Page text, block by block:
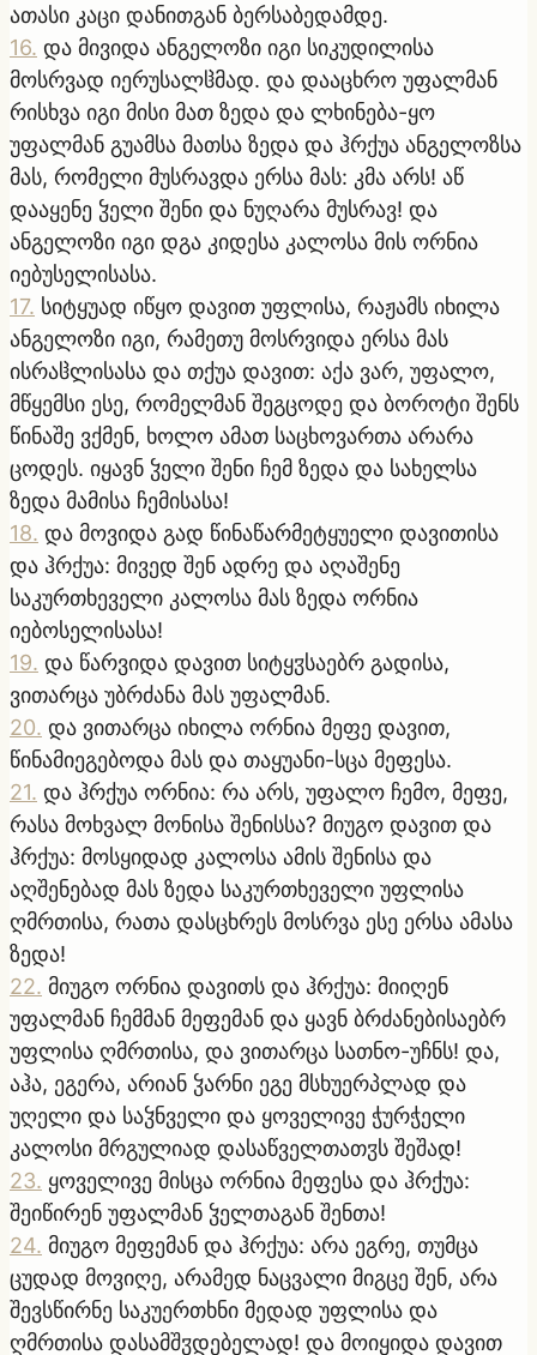
ათასი კაცი დანითგან ბერსაბედამდე.
16. და მივიდა ანგელოზი იგი სიკუდილისა
მოსრვად იერუსალჱმად. და დააცხრო უფალმან
რისხვა იგი მისი მათ ზედა და ლხინება-ყო
უფალმან გუამსა მათსა ზედა და ჰრქუა ანგელოზსა
მას, რომელი მუსრავდა ერსა მას: კმა არს! აწ
დააყენე ჴელი შენი და ნუღარა მუსრავ! და
ანგელოზი იგი დგა კიდესა კალოსა მის ორნია
იებუსელისასა.
17. სიტყუად იწყო დავით უფლისა, რაჟამს იხილა
ანგელოზი იგი, რამეთუ მოსრვიდა ერსა მას
ისრაჱლისასა და თქუა დავით: აქა ვარ, უფალო,
მწყემსი ესე, რომელმან შეგცოდე და ბოროტი შენს
წინაშე ვქმენ, ხოლო ამათ საცხოვართა არარა
ცოდეს. იყავნ ჴელი შენი ჩემ ზედა და სახელსა
ზედა მამისა ჩემისასა!
18. და მოვიდა გად წინაწარმეტყუელი დავითისა
და ჰრქუა: მივედ შენ ადრე და აღაშენე
საკურთხეველი კალოსა მას ზედა ორნია
იებოსელისასა!
19. და წარვიდა დავით სიტყჳსაებრ გადისა,
ვითარცა უბრძანა მას უფალმან.
20. და ვითარცა იხილა ორნია მეფე დავით,
წინამიეგებოდა მას და თაყუანი-სცა მეფესა.
21. და ჰრქუა ორნია: რა არს, უფალო ჩემო, მეფე,
რასა მოხვალ მონისა შენისსა? მიუგო დავით და
ჰრქუა: მოსყიდად კალოსა ამის შენისა და
აღშენებად მას ზედა საკურთხეველი უფლისა
ღმრთისა, რათა დასცხრეს მოსრვა ესე ერსა ამასა
ზედა!
22. მიუგო ორნია დავითს და ჰრქუა: მიიღენ
უფალმან ჩემმან მეფემან და ყავნ ბრძანებისაებრ
უფლისა ღმრთისა, და ვითარცა სათნო-უჩნს! და,
აჰა, ეგერა, არიან ჴარნი ეგე მსხუერპლად და
უღელი და საჴნველი და ყოველივე ჭურჭელი
კალოსი მრგულიად დასაწველთათჳს შეშად!
23. ყოველივე მისცა ორნია მეფესა და ჰრქუა:
შეიწირენ უფალმან ჴელთაგან შენთა!
24. მიუგო მეფემან და ჰრქუა: არა ეგრე, თუმცა
ცუდად მოვიღე, არამედ ნაცვალი მიგცე შენ, არა
შევსწირნე საკუერთხნი მედად უფლისა და
ღმრთისა დასამშჳდებელად! და მოიყიდა დავით